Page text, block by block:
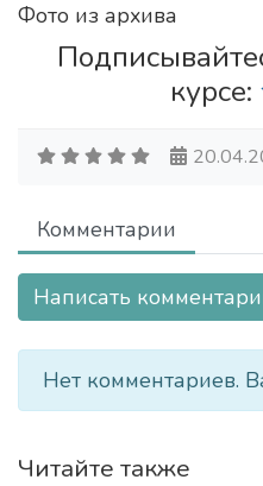
Фото из архива
курсе:
Комментарии
Написать
Нет комментариев.
Читайте также